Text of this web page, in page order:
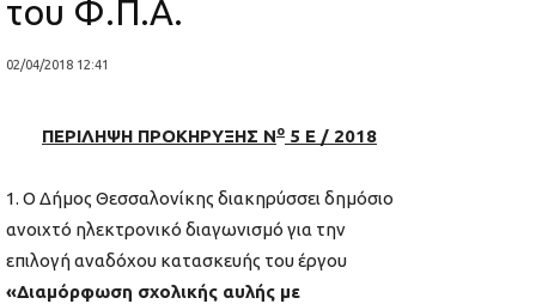
του Φ.Π.Α.
02/04/2018 12:41
ΠΕΡΙΛΗΨΗ ΠΡΟΚΗΡΥΞΗΣ Νο 5 Ε / 2018
Ο Δήμος Θεσσαλονίκης διακηρύσσει δημόσιο
ανοιχτό ηλεκτρονικό διαγωνισμό για την
επιλογή αναδόχου κατασκευής του έργου
«Διαμόρφωση σχολικής αυλής με